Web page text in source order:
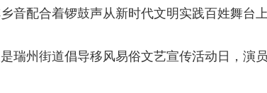
乡音配合着锣鼓声从新时代文明实践百姓舞台上
州街道倡导移风易俗文艺宣传活动日，演